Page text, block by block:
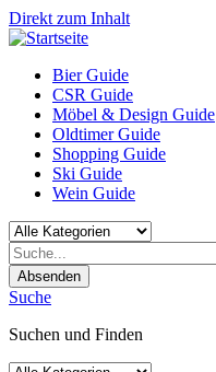
Direkt zum Inhalt
Bier Guide
CSR Guide
Möbel & Design Guide
Oldtimer Guide
Shopping Guide
Ski Guide
Wein Guide
Absenden
Suche
Suchen und Finden